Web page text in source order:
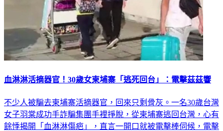
血淋淋活摘器官！30歲女柬埔寨「逃死回台」：電擊茲茲響
不少人被騙去柬埔寨活摘器官，回來只剩骨灰。一名30歲台灣
女子羽棠成功手詐騙集團手裡掙脫，從柬埔寨逃回台灣，心有
餘悸揭開「血淋淋傷疤」，直言一開口就被電擊棒伺候，電擊